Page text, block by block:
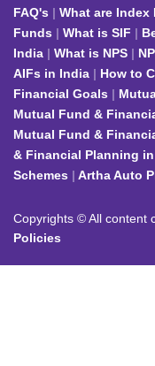
FAQ's
What are
Funds
What is SIF
India
What is NPS
AIFs in India
How to
Financial Goals
Mutual Fund &
Mutual Fund &
& Financial Planning in
Schemes
Artha Auto
Copyrights © All content
Policies